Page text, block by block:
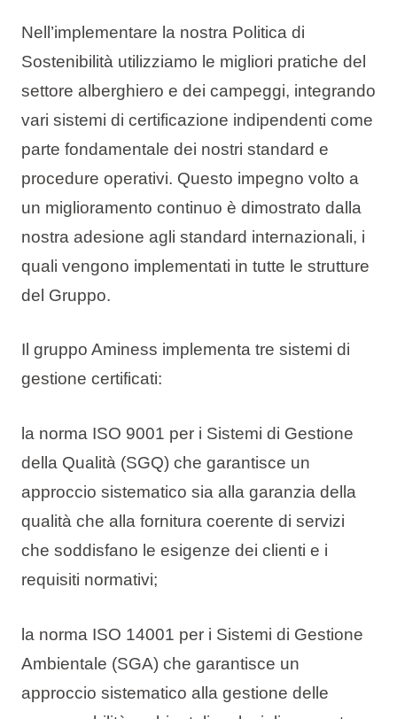
Nell’implementare la nostra Politica di
Sostenibilità utilizziamo le migliori pratiche del
settore alberghiero e dei campeggi, integrando
vari sistemi di certificazione indipendenti come
parte fondamentale dei nostri standard e
procedure operativi. Questo impegno volto a
un miglioramento continuo è dimostrato dalla
nostra adesione agli standard internazionali, i
quali vengono implementati in tutte le strutture
del Gruppo.
Il gruppo Aminess implementa tre sistemi di
gestione certificati:
la norma ISO 9001 per i Sistemi di Gestione
della Qualità (SGQ) che garantisce un
approccio sistematico sia alla garanzia della
qualità che alla fornitura coerente di servizi
che soddisfano le esigenze dei clienti e i
requisiti normativi;
la norma ISO 14001 per i Sistemi di Gestione
Ambientale (SGA) che garantisce un
approccio sistematico alla gestione delle